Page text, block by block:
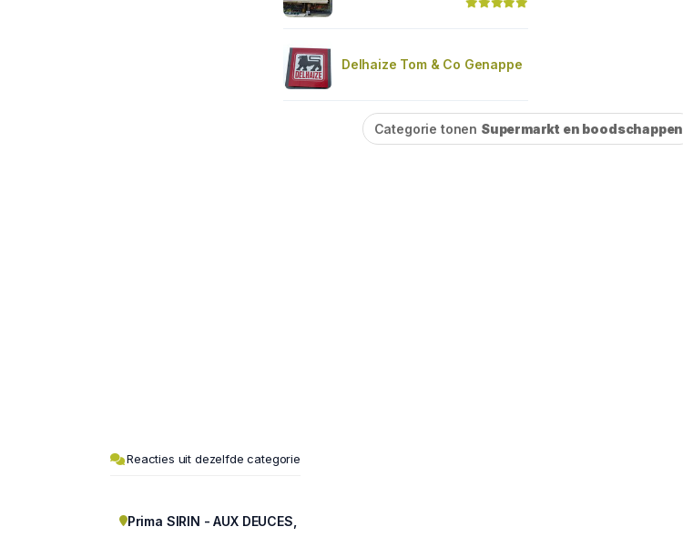
Delhaize Tom & Co Genappe
Categorie tonen Supermarkt en boodschappen
Reacties uit dezelfde categorie
Prima SIRIN - AUX DEUCES,